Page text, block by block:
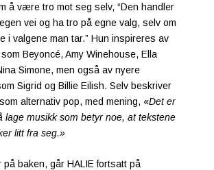
å være tro mot seg selv, “Den handler
vei og ha tro på egne valg, selv om
i valgene man tar.” Hun inspireres av
Beyoncé, Amy Winehouse, Ella
Simone, men også av nyere
Sigrid og Billie Eilish. Selv beskriver
alternativ pop, med mening, «Det er
lage musikk som betyr noe, at tekstene
litt fra seg.»
på baken, går HALIE fortsatt på